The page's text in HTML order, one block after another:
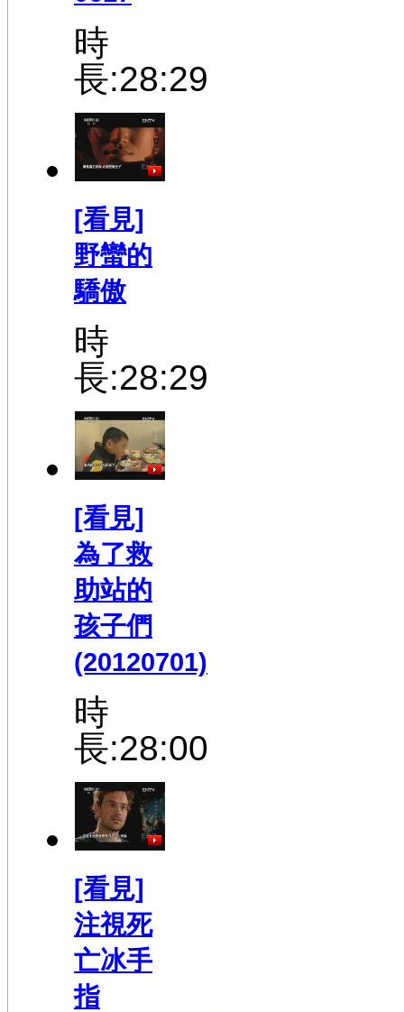
時
長:28:29
[看見]
野蠻的
驕傲
時
長:28:29
[看見]
為了救
助站的
孩子們
(20120701)
時
長:28:00
[看見]
注視死
亡冰手
指